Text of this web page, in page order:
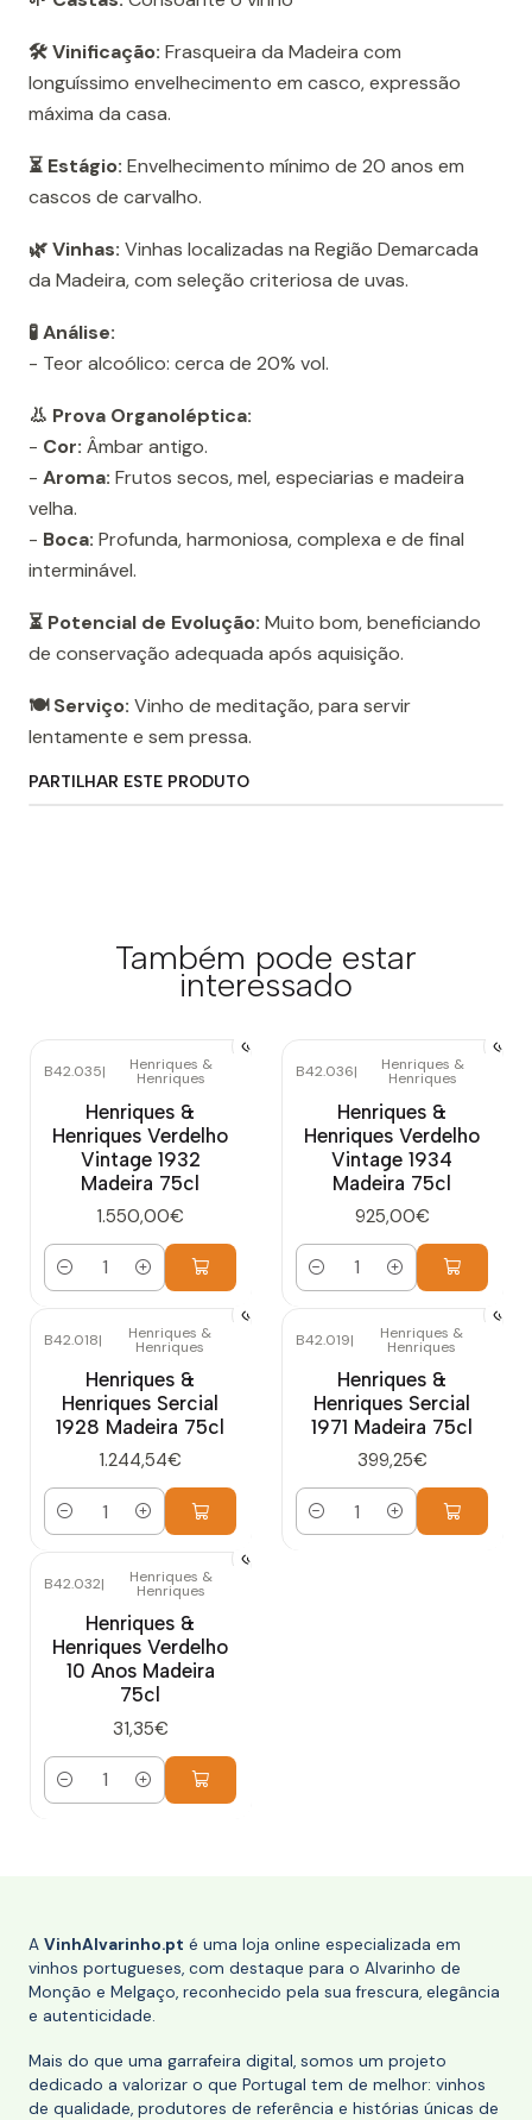
🛠️ Vinificação: Frasqueira da Madeira com
longuíssimo envelhecimento em casco, expressão
máxima da casa.
⏳ Estágio: Envelhecimento mínimo de 20 anos em
cascos de carvalho.
🌿 Vinhas: Vinhas localizadas na Região Demarcada
da Madeira, com seleção criteriosa de uvas.
🧪 Análise:
- Teor alcoólico: cerca de 20% vol.
👃 Prova Organoléptica:
- Cor: Âmbar antigo.
- Aroma: Frutos secos, mel, especiarias e madeira
velha.
- Boca: Profunda, harmoniosa, complexa e de final
interminável.
⏳ Potencial de Evolução: Muito bom, beneficiando
de conservação adequada após aquisição.
🍽️ Serviço: Vinho de meditação, para servir
lentamente e sem pressa.
PARTILHAR ESTE PRODUTO
Também pode estar
interessado
B42.035| Henriques &
Henriques
Henriques &
Henriques Verdelho
Vintage 1932
Madeira 75cl
1.550,00€
Quantidade
B42.036| Henriques &
Henriques
Henriques &
Henriques Verdelho
Vintage 1934
Madeira 75cl
925,00€
Quantidade
B42.018| Henriques &
Henriques
Henriques &
Henriques Sercial
1928 Madeira 75cl
1.244,54€
Quantidade
B42.019| Henriques &
Henriques
Henriques &
Henriques Sercial
1971 Madeira 75cl
399,25€
Quantidade
B42.032| Henriques &
Henriques
Henriques &
Henriques Verdelho
10 Anos Madeira
75cl
31,35€
Quantidade
A VinhAlvarinho.pt é uma loja online especializada em
vinhos portugueses, com destaque para o Alvarinho de
Monção e Melgaço, reconhecido pela sua frescura, elegância
e autenticidade.
Mais do que uma garrafeira digital, somos um projeto
dedicado a valorizar o que Portugal tem de melhor: vinhos
de qualidade, produtores de referência e histórias únicas de